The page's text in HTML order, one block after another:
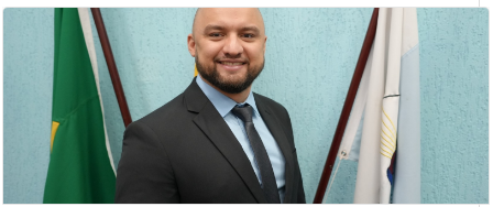
SILVIA APARECIDA ROSA
vereadora